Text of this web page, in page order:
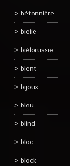
bétonnière
bielle
biélorussie
bient
bijoux
bleu
blind
bloc
block